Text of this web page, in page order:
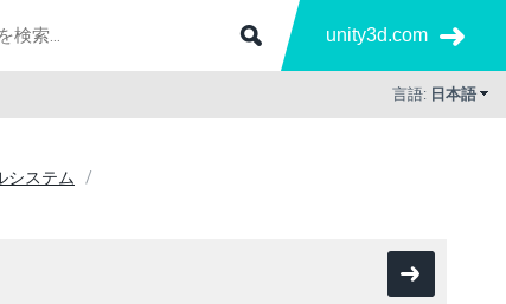
unity3d.com
言語: 日本語
システム